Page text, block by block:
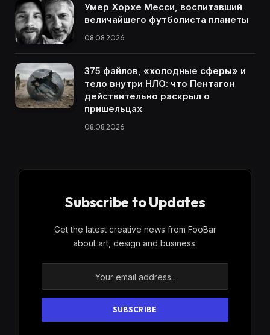
Умер Хорхе Месси, воспитавший
величайшего футболиста планеты
08.08.2026
375 файлов, «холодные сферы» и
тело внутри НЛО: что Пентагон
действительно раскрыл о
пришельцах
08.08.2026
Subscribe to Updates
Get the latest creative news from FooBar
about art, design and business.